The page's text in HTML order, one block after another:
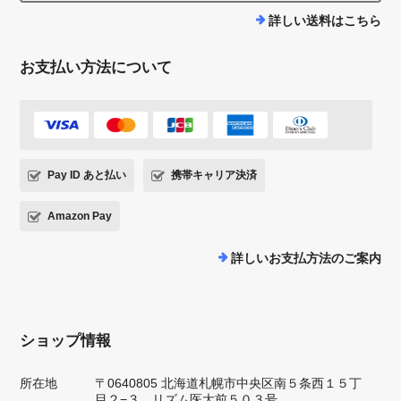
詳しい送料はこちら
お支払い方法について
Pay ID あと払い 携帯キャリア決済
Amazon Pay
詳しいお支払方法のご案内
ショップ情報
所在地
〒0640805 北海道札幌市中央区南５条西１５丁